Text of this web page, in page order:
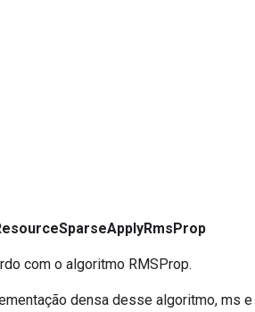
com o algoritmo RMSProp.
densa desse algoritmo, ms